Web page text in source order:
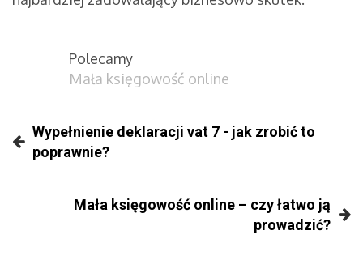
Polecamy
Mała księgowość online
Wypełnienie deklaracji vat 7 - jak zrobić to
poprawnie?
Mała księgowość online – czy łatwo ją
prowadzić?